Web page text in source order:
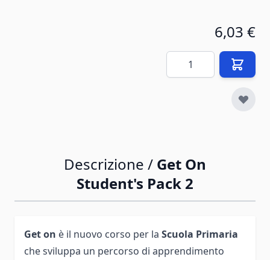
6,03 €
Quantità
Descrizione / Get On
Student's Pack 2
Get on è il nuovo corso per la Scuola Primaria
che sviluppa un percorso di apprendimento